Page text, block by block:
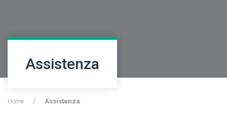
Assistenza
Home / Assistenza